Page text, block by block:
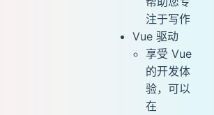
注于写作
Vue 驱动
享受 Vue
的开发体
验，可以
在